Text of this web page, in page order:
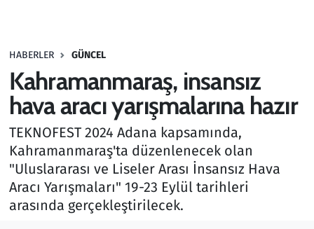
HABERLER GÜNCEL
Kahramanmaraş, insansız
hava aracı yarışmalarına hazır
TEKNOFEST 2024 Adana kapsamında,
Kahramanmaraş'ta düzenlenecek olan
"Uluslararası ve Liseler Arası İnsansız Hava
Aracı Yarışmaları" 19-23 Eylül tarihleri
arasında gerçekleştirilecek.
Haber
Kurumsal Haberler
Lezzet Durağı
Memur ve Kamu